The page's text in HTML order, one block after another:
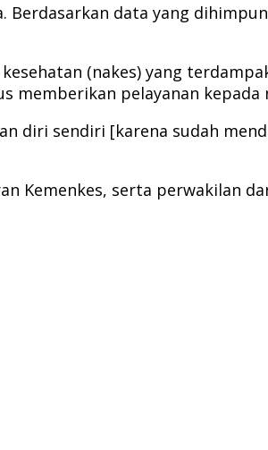
Berdasarkan data yang
(nakes) yang
memberikan pelayanan kepada
diri sendiri [karena sudah
Kemenkes, serta perwakilan